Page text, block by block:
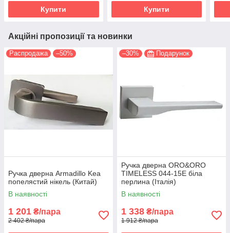
Купити Купити
Акційні пропозиції та новинки
Распродажа –50%
Ручка дверна Armadillo Kea
попелястий нікель (Китай)
В наявності
1 201 ₴/пара
2 402 ₴/пара
–30% Подарунок
Ручка дверна ORO&ORO
TIMELESS 044-15E біла
перлина (Італія)
В наявності
1 338 ₴/пара
1 912 ₴/пара